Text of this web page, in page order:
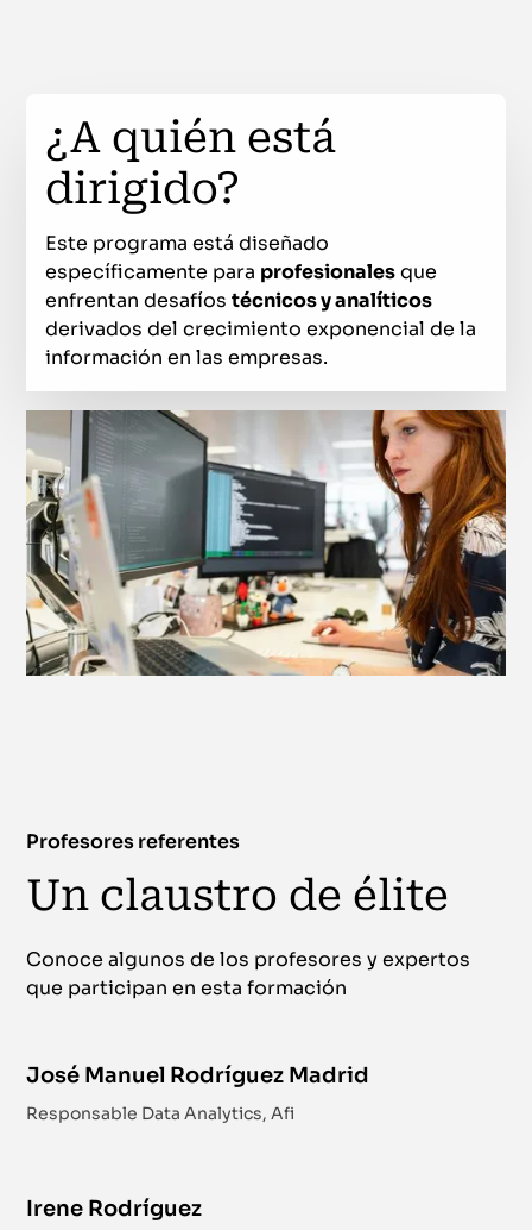
¿A quién está
dirigido?
Este programa está diseñado
específicamente para profesionalesque
enfrentan desafíostécnicos y analíticos
derivados del crecimiento exponencial de la
información en las empresas.
Profesores referentes
Un claustro de élite
Conoce algunos de los profesores y expertos
que participan en esta formación
José Manuel Rodríguez Madrid
Responsable Data Analytics, Afi
Irene Rodríguez